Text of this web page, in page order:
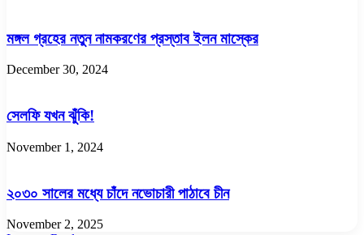
মঙ্গল গ্রহের নতুন নামকরণের প্রস্তাব ইলন মাস্কের
December 30, 2024
সেলফি যখন ঝুঁকি!
November 1, 2024
২০৩০ সালের মধ্যে চাঁদে নভোচারী পাঠাবে চীন
November 2, 2025